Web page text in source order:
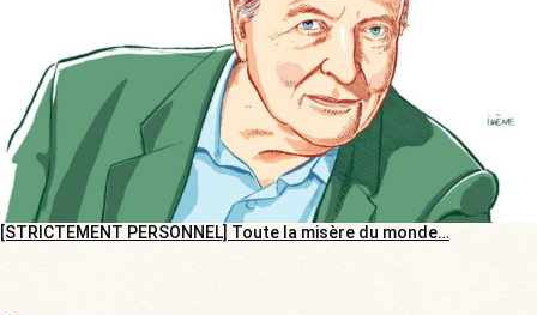
[STRICTEMENT PERSONNEL] Toute la misère du monde…